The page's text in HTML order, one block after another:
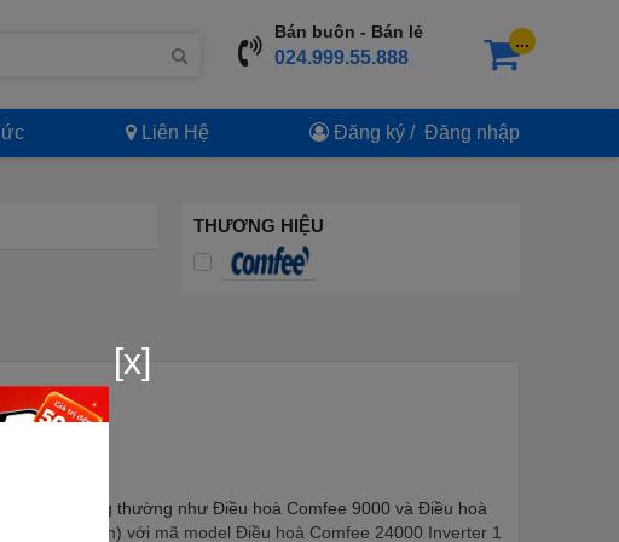
Bán buôn - Bán lẻ
024.999.55.888
...
Liên Hệ Đăng ký / Đăng nhập
THƯƠNG HIỆU
suất thông thường như Điều hoà Comfee 9000 và Điều hoà
tiết kiệm điện) với mã model Điều hoà Comfee 24000 Inverter 1
[x]